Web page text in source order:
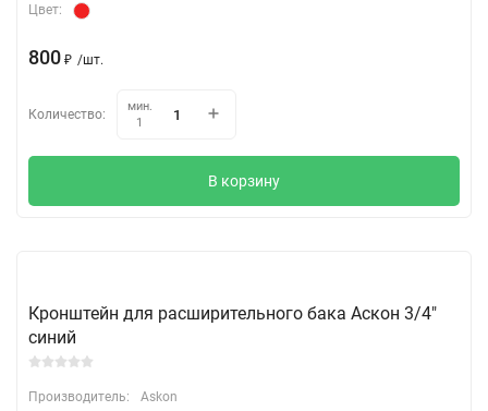
Цвет:
800 ₽ /шт.
Количество:
мин.
1
В корзину
Кронштейн для расширительного бака Аскон 3/4"
синий
Производитель:
Askon